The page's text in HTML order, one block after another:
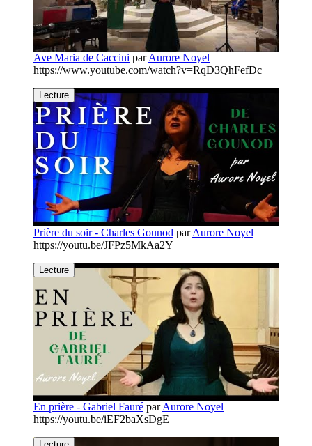
Ave Maria de Caccini parAurore Noyel
https://www.youtube.com/watch?v=RqD3QhFefDc
Lecture
Prière du soir - Charles Gounod parAurore Noyel
https://youtu.be/JFPz5MkAa2Y
Lecture
En prière - Gabriel Fauré parAurore Noyel
https://youtu.be/iEF2baXsDgE